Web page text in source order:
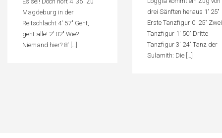
Magdeburg in der
Reitschlacht 4′ 57″ Geht,
geht alle! 2′ 02″ Wie?
Niemand hier? 8′ […]
drei Sänften heraus 1′ 25″
Erste Tanzfigur 0′ 25″
Tanzfigur 1′ 50″ Dritte
Tanzfigur 3′ 24″ Tanz der
Sulamith: Die […]